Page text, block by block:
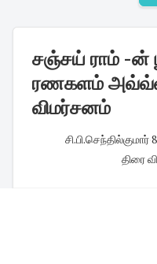
சஞ்சய் ராம் -ன்
ரணகளம்
விமர்சனம்
சி.பி.செந்தில்குமார்
திரை